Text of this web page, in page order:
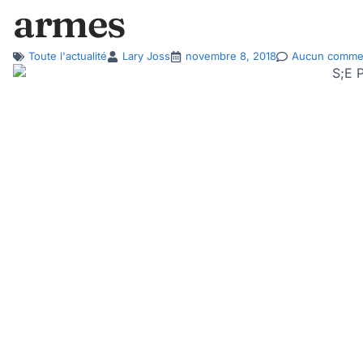
armes
Toute l'actualité Lary Joss novembre 8, 2018 Aucun